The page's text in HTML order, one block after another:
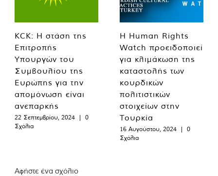
KCK: Η στάση της
Επιτροπής
Υπουργών του
Συμβουλίου της
Ευρώπης για την
απομόνωση είναι
ανεπαρκής
22 Σεπτεμβρίου, 2024 |
0
Σχόλια
Η Human Rights
Watch προειδοποιεί
για κλιμάκωση της
καταστολής των
κουρδικών
πολιτιστικών
στοιχείων στην
Τουρκία
16 Αυγούστου, 2024 |
0
Σχόλια
Αφήστε ένα σχόλιο